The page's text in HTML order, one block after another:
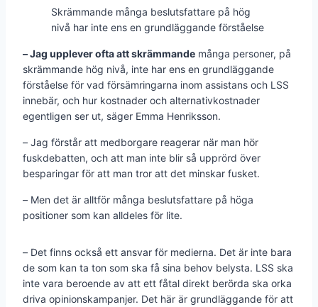
Skrämmande många beslutsfattare på hög
nivå har inte ens en grundläggande förståelse
– Jag upplever ofta att skrämmande många personer, på
skrämmande hög nivå, inte har ens en grundläggande
förståelse för vad försämringarna inom assistans och LSS
innebär, och hur kostnader och alternativkostnader
egentligen ser ut, säger Emma Henriksson.
– Jag förstår att medborgare reagerar när man hör
fuskdebatten, och att man inte blir så upprörd över
besparingar för att man tror att det minskar fusket.
– Men det är alltför många beslutsfattare på höga
positioner som kan alldeles för lite.
– Det finns också ett ansvar för medierna. Det är inte bara
de som kan ta ton som ska få sina behov belysta. LSS ska
inte vara beroende av att ett fåtal direkt berörda ska orka
driva opinionskampanjer. Det här är grundläggande för att